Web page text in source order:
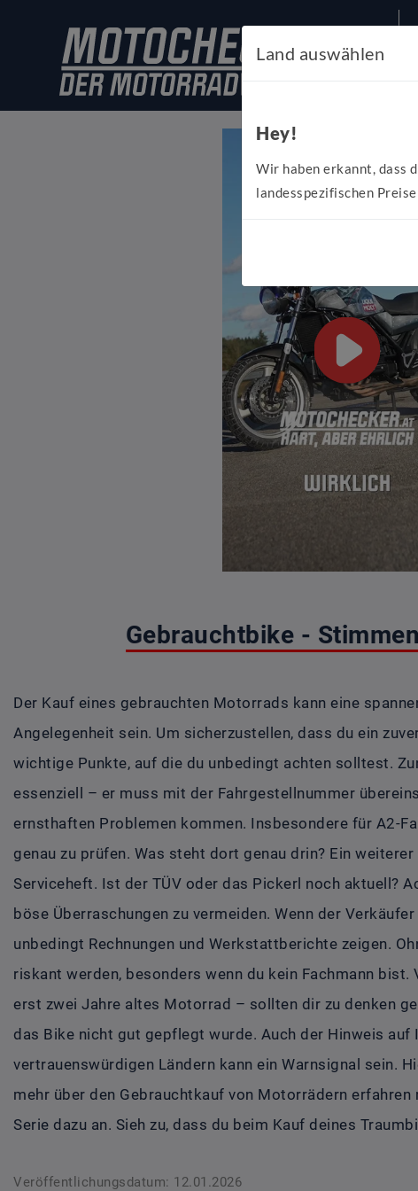
Gebrauchtbike -
Der Kauf eines gebrauchten Motorrads kann eine
Angelegenheit sein. Um sicherzustellen, dass du ein
wichtige Punkte, auf die du unbedingt achten solltest.
essenziell – er muss mit der Fahrgestellnummer
ernsthaften Problemen kommen. Insbesondere für A2-
genau zu prüfen. Was steht dort genau drin? Ein
Serviceheft. Ist der TÜV oder das Pickerl noch aktuell?
böse Überraschungen zu vermeiden. Wenn der
unbedingt Rechnungen und Werkstattberichte zeigen.
riskant werden, besonders wenn du kein Fachmann
erst zwei Jahre altes Motorrad – sollten dir zu denken
das Bike nicht gut gepflegt wurde. Auch der Hinweis
vertrauenswürdigen Ländern kann ein Warnsignal sein.
mehr über den Gebrauchtkauf von Motorrädern
Serie dazu an. Sieh zu, dass du beim Kauf deines
Veröffentlichungsdatum: 12.01.2026
Land auswählen
Hey!
Wir haben erkannt, dass
landesspezifischen